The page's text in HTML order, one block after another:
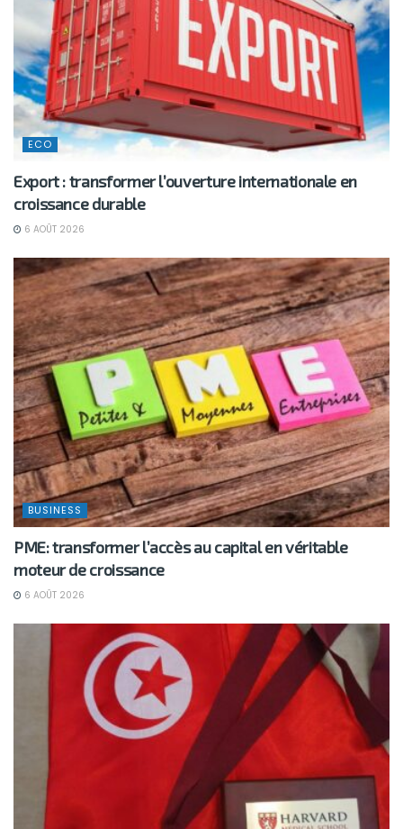
ECO
Export : transformer l’ouverture internationale en
croissance durable
6 AOÛT 2026
BUSINESS
PME: transformer l’accès au capital en véritable
moteur de croissance
6 AOÛT 2026